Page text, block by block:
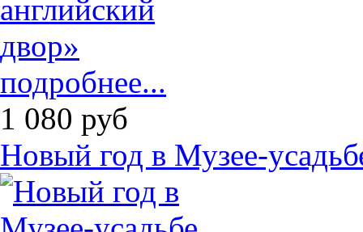
подробнее...
1 080 руб
Новый год в Музее-